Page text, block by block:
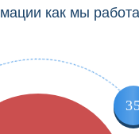
как мы